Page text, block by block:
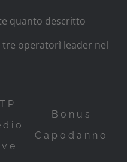
quanto descritto
operator­ì leader nel
Bonus
Capodanno